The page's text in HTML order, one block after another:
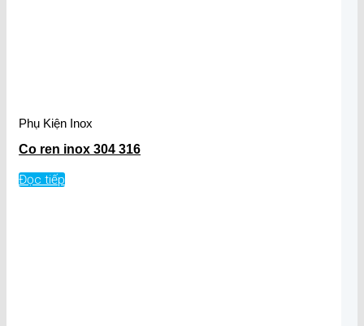
Phụ Kiện Inox
Co ren inox 304 316
Đọc tiếp